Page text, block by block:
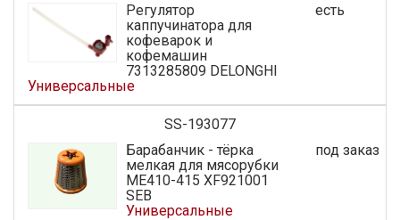
Регулятор
каппучинатора для
кофеварок и
кофемашин
7313285809 DELONGHI
Универсальные
есть
SS-193077
Барабанчик - тёрка
мелкая для мясорубки
МЕ410-415 XF921001
SEB
Универсальные
под заказ